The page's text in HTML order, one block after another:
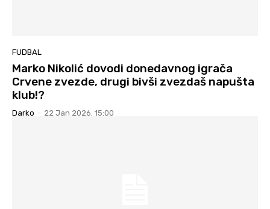
FUDBAL
Marko Nikolić dovodi donedavnog igrača
Crvene zvezde, drugi bivši zvezdaš napušta
klub!?
Darko - 22 Jan 2026. 15:00